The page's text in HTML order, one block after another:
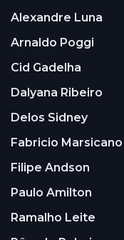
Alexandre Luna
Arnaldo Poggi
Cid Gadelha
Dalyana Ribeiro
Delos Sidney
Fabricio Marsicano
Filipe Andson
Paulo Amilton
Ramalho Leite